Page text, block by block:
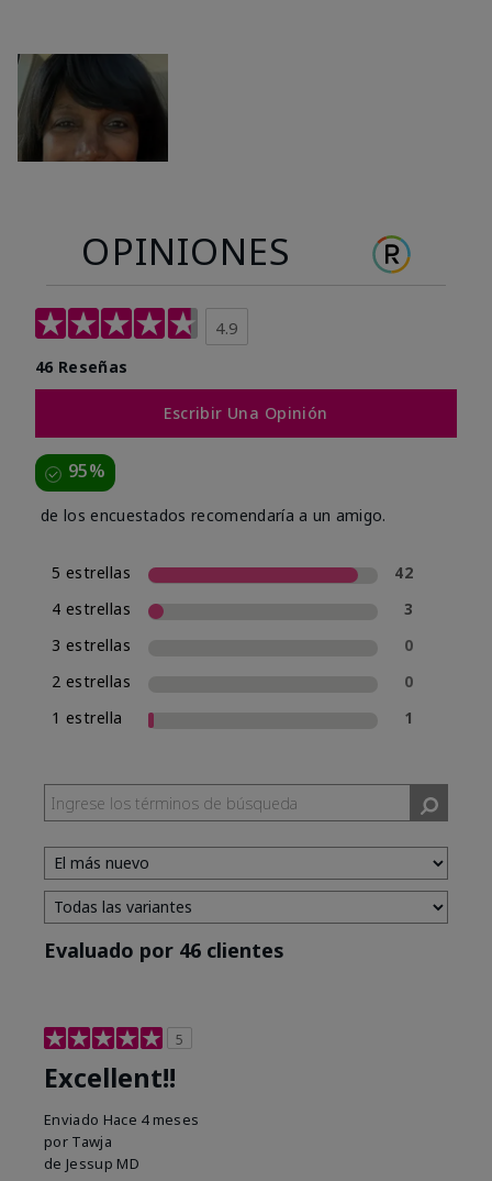
OPINIONES
4.9
46 Reseñas
Escribir Una Opinión
95%
de los encuestados recomendaría a un amigo.
5 estrellas
42
4 estrellas
3
3 estrellas
0
2 estrellas
0
1 estrella
1
Evaluado por 46 clientes
5
Excellent!!
Enviado Hace 4 meses
por Tawja
de Jessup MD